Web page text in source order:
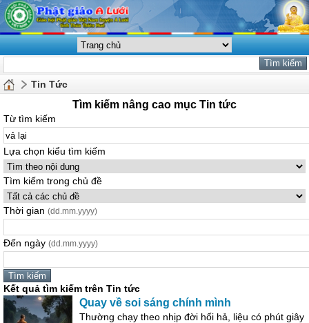
Tin Tức
Tìm kiếm nâng cao mục Tin tức
Từ tìm kiếm
Lựa chọn kiểu tìm kiếm
Tìm kiếm trong chủ đề
Thời gian (dd.mm.yyyy)
Đến ngày (dd.mm.yyyy)
Kết quả tìm kiếm trên Tin tức
Quay về soi sáng chính mình
Thường chạy theo nhịp đời hối hả, liệu có phút giây